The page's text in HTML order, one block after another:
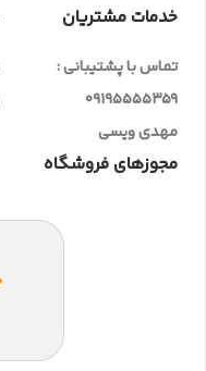
خدمات مشتریان
تماس با پشتیبانی :
09195555359
مهدی ویسی
مجوزهای فروشگاه